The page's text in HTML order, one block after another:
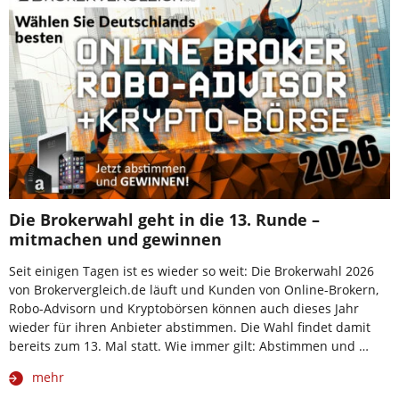
Die Brokerwahl geht in die 13. Runde –
mitmachen und gewinnen
Seit einigen Tagen ist es wieder so weit: Die Brokerwahl 2026
von Brokervergleich.de läuft und Kunden von Online-Brokern,
Robo-Advisorn und Kryptobörsen können auch dieses Jahr
wieder für ihren Anbieter abstimmen. Die Wahl findet damit
bereits zum 13. Mal statt. Wie immer gilt: Abstimmen und …
mehr